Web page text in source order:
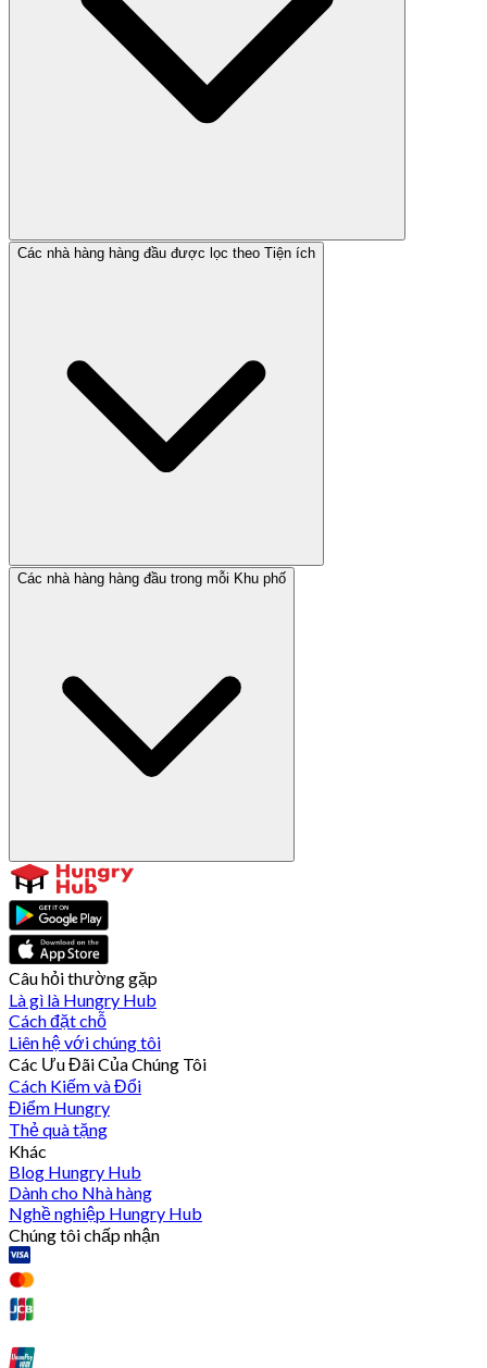
Các nhà hàng hàng đầu được lọc theo Tiện ích
Các nhà hàng hàng đầu trong mỗi Khu phố
Câu hỏi thường gặp
Là gì là Hungry Hub
Cách đặt chỗ
Liên hệ với chúng tôi
Các Ưu Đãi Của Chúng Tôi
Cách Kiếm và Đổi
Điểm Hungry
Thẻ quà tặng
Khác
Blog Hungry Hub
Dành cho Nhà hàng
Nghề nghiệp Hungry Hub
Chúng tôi chấp nhận